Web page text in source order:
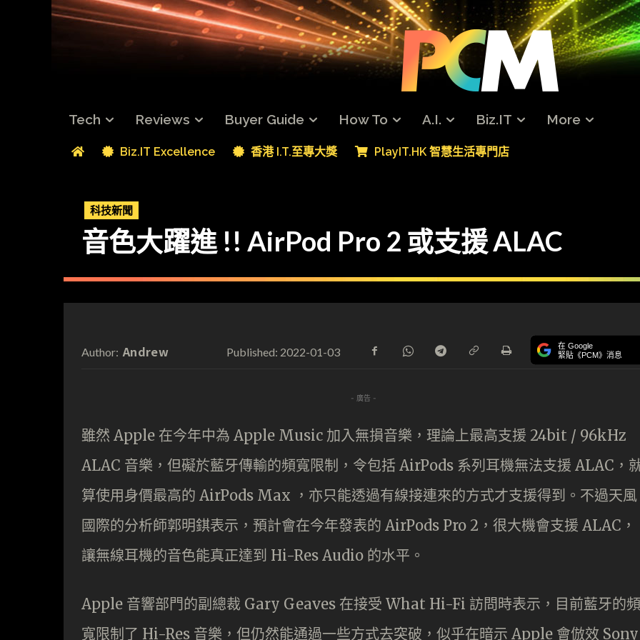
Tech Reviews Buyer Guide How To A.I. Biz.IT More
Biz.IT Excellence 香港 I.T.至專大獎 PlayIT.HK 智慧生活專門店
科技新聞
音色大躍進 !! AirPod Pro 2 或支援 ALAC
Author: Andrew Published: 2022-01-03 在 Google
緊貼《PCM》消息
- 廣告 -
雖然 Apple 在今年中為 Apple Music 加入無損音樂，理論上最高支援 24bit / 96kHz
ALAC 音樂，但礙於藍牙傳輸的頻寬限制，令包括 AirPods 系列耳機無法支援 ALAC，
算使用身價最高的 AirPods Max ，亦只能透過有線接連來的方式才支援得到。不過天風
國際的分析師郭明錤表示，預計會在今年發表的 AirPods Pro 2，很大機會支援 ALAC，
讓無線耳機的音色能真正達到 Hi-Res Audio 的水平。
Apple 音響部門的副總裁 Gary Geaves 在接受 What Hi-Fi 訪問時表示，目前藍牙的頻
寬限制了 Hi-Res 音樂，但仍然能通過一些方式去突破，似乎在暗示 Apple 會倣效 Sony